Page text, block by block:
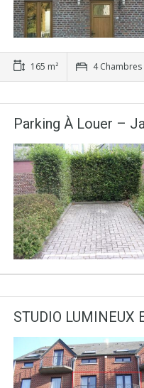
165 m² 4 Chambres
Parking À Louer –
STUDIO LUMINEUX